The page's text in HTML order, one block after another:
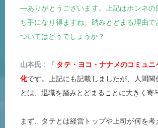
―ありがとうございます。上記はホンネの
ち手になり得ますね。踏みとどまる理由で
ついてはどうでしょうか？
山本氏 『 タテ・ヨコ・ナナメのコミュ
化です。上記にも記載しましたが、人間関
とは、退職を踏みとどまることに大きく寄
まず、タテとは経営トップや上司が何を考